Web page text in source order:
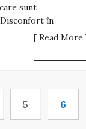
sunt
Disconfort în
[ Read More
5 6